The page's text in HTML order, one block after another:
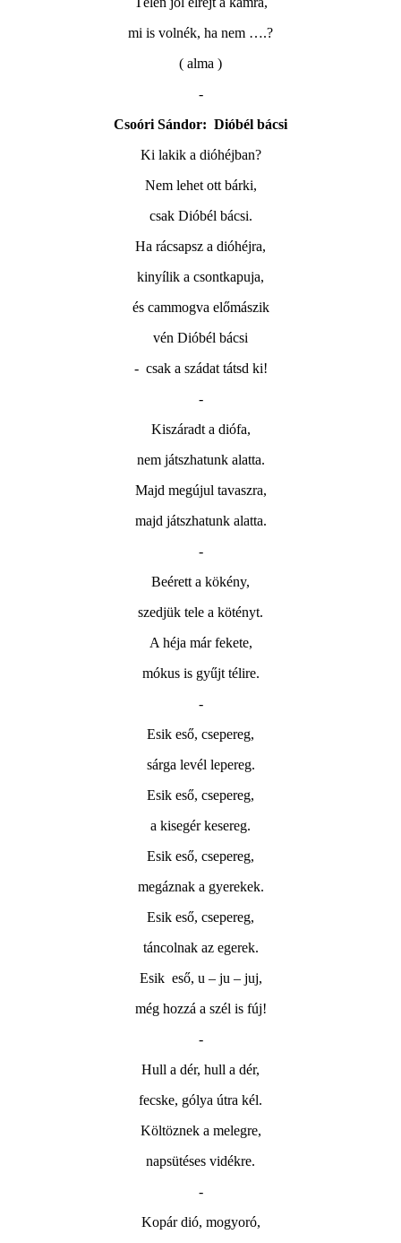
mi is volnék, ha nem ….?
( alma )
-
Csoóri Sándor: Dióbél bácsi
Ki lakik a dióhéjban?
Nem lehet ott bárki,
csak Dióbél bácsi.
Ha rácsapsz a dióhéjra,
kinyílik a csontkapuja,
és cammogva előmászik
vén Dióbél bácsi
- csak a szádat tátsd ki!
-
Kiszáradt a diófa,
nem játszhatunk alatta.
Majd megújul tavaszra,
majd játszhatunk alatta.
-
Beérett a kökény,
szedjük tele a kötényt.
A héja már fekete,
mókus is gyűjt télire.
-
Esik eső, csepereg,
sárga levél lepereg.
Esik eső, csepereg,
a kisegér kesereg.
Esik eső, csepereg,
megáznak a gyerekek.
Esik eső, csepereg,
táncolnak az egerek.
Esik eső, u – ju – juj,
még hozzá a szél is fúj!
-
Hull a dér, hull a dér,
fecske, gólya útra kél.
Költöznek a melegre,
napsütéses vidékre.
-
Kopár dió, mogyoró,